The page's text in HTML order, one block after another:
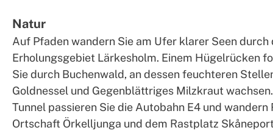
Natur
Auf Pfaden wandern Sie am Ufer klarer Seen durch
Erholungsgebiet Lärkesholm. Einem Hügelrücken
Sie durch Buchenwald, an dessen feuchteren
Goldnessel und Gegenblättriges Milzkraut
Tunnel passieren Sie die Autobahn E4 und wandern
Ortschaft Örkelljunga und dem Rastplatz